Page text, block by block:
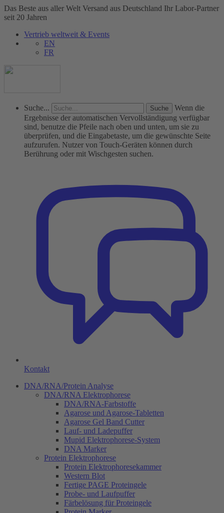
Das Beste aus aller Welt Versand aus Deutschland Ihr Labor-Partner
seit 20 Jahren
Vertrieb weltweit & Events
EN
FR
Suche...
Wenn die
Ergebnisse der automatischen Vervollständigung verfügbar
sind, benutze die Pfeile nach oben und unten, um sie zu
überprüfen, und die Eingabetaste, um die gewünschte Seite
aufzurufen. Nutzer von Touch-Geräten können durch
Berührung oder mit Wischgesten suchen.
Kontakt
DNA/RNA/Protein Analyse
DNA/RNA Elektrophorese
DNA/RNA-Farbstoffe
Agarose und Agarose-Tabletten
Agarose Gel Band Cutter
Lauf- und Ladepuffer
Mupid Elektrophorese-System
DNA Marker
Protein Elektrophorese
Protein Elektrophoresekammer
Western Blot
Fertige PAGE Proteingele
Probe- und Laufpuffer
Färbelösung für Proteingele